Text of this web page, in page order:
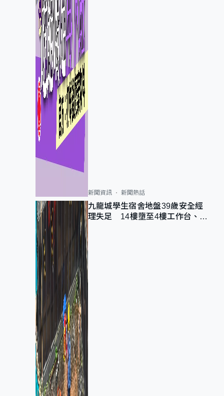
新聞資訊 新聞熱話
九龍城學生宿舍地盤39歲安全經
理失足 14樓墮至4樓工作台、送